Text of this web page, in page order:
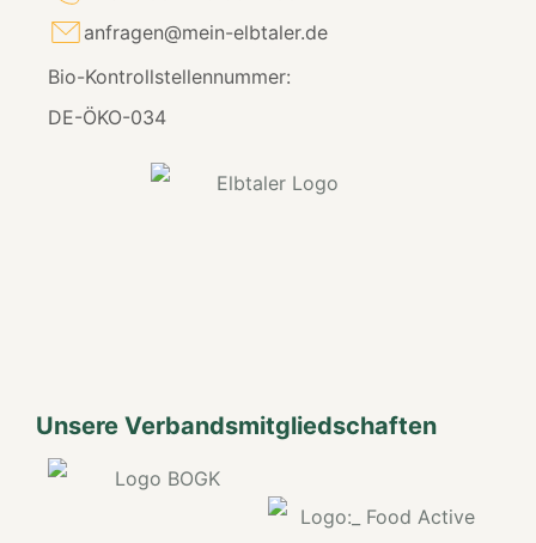
anfragen@mein-elbtaler.de
Bio-Kontrollstellennummer:
DE-ÖKO-034
Unsere Verbandsmitgliedschaften